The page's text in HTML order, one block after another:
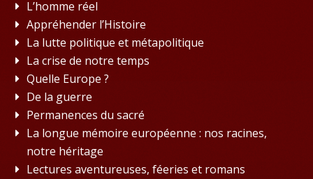
L’homme réel
Appréhender l’Histoire
La lutte politique et métapolitique
La crise de notre temps
Quelle Europe ?
De la guerre
Permanences du sacré
La longue mémoire européenne : nos racines,
notre héritage
Lectures aventureuses, féeries et romans